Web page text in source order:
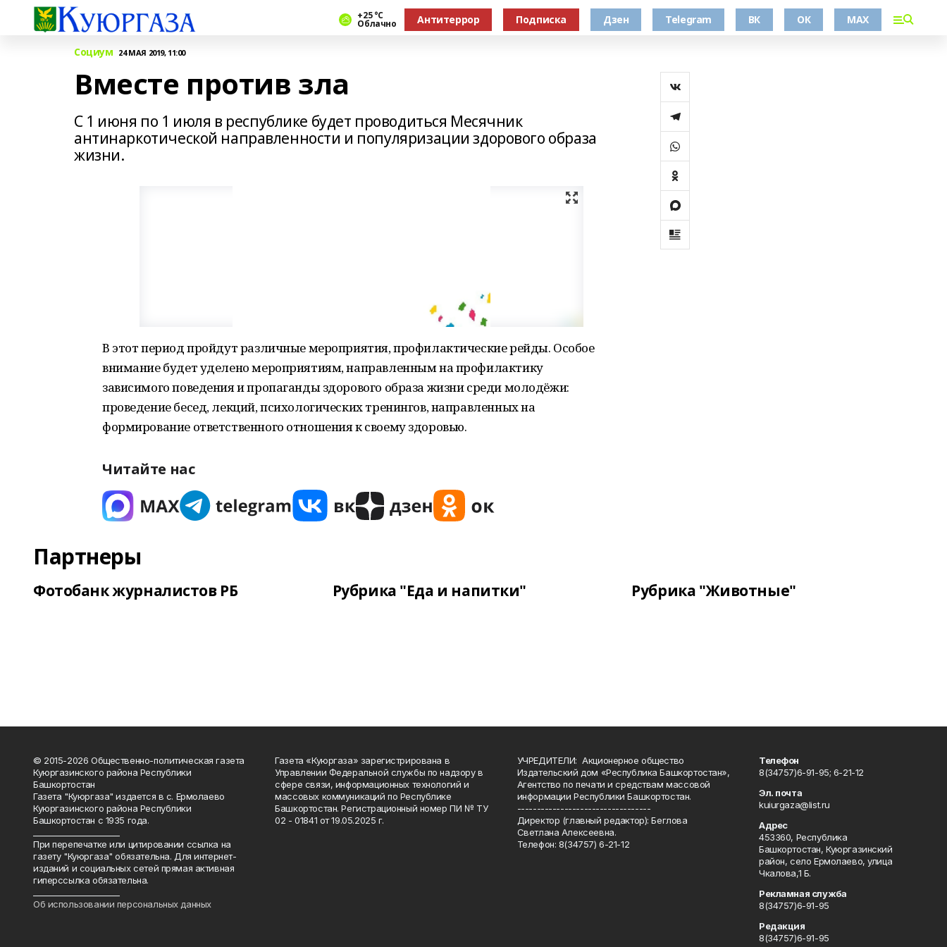
+25 °С
Облачно Антитеррор Подписка Дзен Telegram ВК ОК MAX
Социум 24 МАЯ 2019, 11:00
Вместе против зла
С 1 июня по 1 июля в республике будет проводиться Месячник
антинаркотической направленности и популяризации здорового образа
жизни.
В этот период пройдут различные мероприятия, профилактические рейды. Особое
внимание будет уделено мероприятиям, направленным на профилактику
зависимого поведения и пропаганды здорового образа жизни среди молодёжи:
проведение бесед, лекций, психологических тренингов, направленных на
формирование ответственного отношения к своему здоровью.
Читайте нас
Партнеры
Фотобанк журналистов РБ Рубрика "Еда и напитки" Рубрика "Животные"
© 2015-2026 Общественно-политическая газета
Куюргазинского района Республики
Башкортостан
Газета "Куюргаза" издается в с. Ермолаево
Куюргазинского района Республики
Башкортостан с 1935 года.
При перепечатке или цитировании ссылка на
газету "Куюргаза" обязательна. Для интернет-
изданий и социальных сетей прямая активная
гиперссылка обязательна.
Об использовании персональных данных
Газета «Куюргаза» зарегистрирована в
Управлении Федеральной службы по надзору в
сфере связи, информационных технологий и
массовых коммуникаций по Республике
Башкортостан. Регистрационный номер ПИ № ТУ
02 - 01841 от 19.05.2025 г.
УЧРЕДИТЕЛИ: Акционерное общество
Издательский дом «Республика Башкортостан»,
Агентство по печати и средствам массовой
информации Республики Башкортостан.
----------------------------------
Директор (главный редактор): Беглова
Светлана Алексеевна.
Телефон: 8(34757) 6-21-12
Телефон
8(34757)6-91-95; 6-21-12
Эл. почта
kuiurgaza@list.ru
Адрес
453360, Республика
Башкортостан, Куюргазинский
район, село Ермолаево, улица
Чкалова,1 Б.
Рекламная служба
8(34757)6-91-95
Редакция
8(34757)6-91-95